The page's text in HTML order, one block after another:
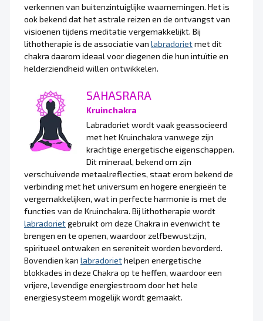
verkennen van buitenzintuiglijke waarnemingen. Het is
ook bekend dat het astrale reizen en de ontvangst van
visioenen tijdens meditatie vergemakkelijkt. Bij
lithotherapie is de associatie van labradorietmet dit
chakra daarom ideaal voor diegenen die hun intuïtie en
helderziendheid willen ontwikkelen.
SAHASRARA
Kruinchakra
Labradoriet wordt vaak geassocieerd
met het Kruinchakra vanwege zijn
krachtige energetische eigenschappen.
Dit mineraal, bekend om zijn
verschuivende metaalreflecties, staat erom bekend de
verbinding met het universum en hogere energieën te
vergemakkelijken, wat in perfecte harmonie is met de
functies van de Kruinchakra. Bij lithotherapie wordt
labradorietgebruikt om deze Chakra in evenwicht te
brengen en te openen, waardoor zelfbewustzijn,
spiritueel ontwaken en sereniteit worden bevorderd.
Bovendien kan labradoriethelpen energetische
blokkades in deze Chakra op te heffen, waardoor een
vrijere, levendige energiestroom door het hele
energiesysteem mogelijk wordt gemaakt.